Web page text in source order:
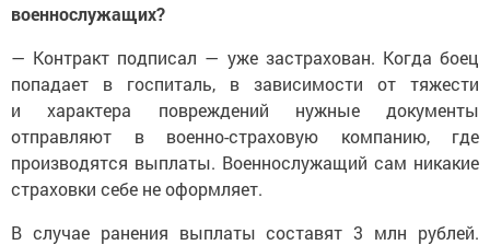
военнослужащих?
— Контракт подписал — уже застрахован. Когда боец
попадает в госпиталь, в зависимости от тяжести
и характера повреждений нужные документы
отправляют в военно-страховую компанию, где
производятся выплаты. Военнослужащий сам никакие
страховки себе не оформляет.
В случае ранения выплаты составят 3 млн рублей.